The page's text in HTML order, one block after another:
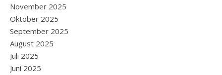
November 2025
Oktober 2025
September 2025
August 2025
Juli 2025
Juni 2025